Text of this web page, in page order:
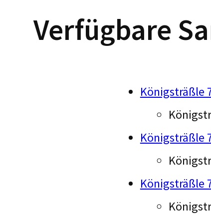
Verfügbare
Königsträßle
Königsträßle
Königsträßle